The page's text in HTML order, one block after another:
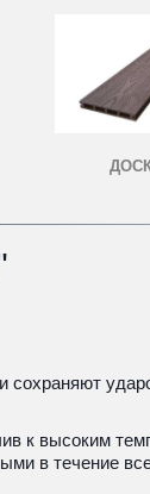
к высоким
в течение